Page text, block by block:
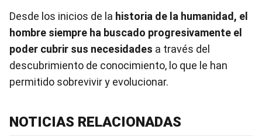
Desde los inicios de la historia de la humanidad, el
hombre siempre ha buscado progresivamente el
poder cubrir sus necesidades a través del
descubrimiento de conocimiento, lo que le han
permitido sobrevivir y evolucionar.
NOTICIAS RELACIONADAS